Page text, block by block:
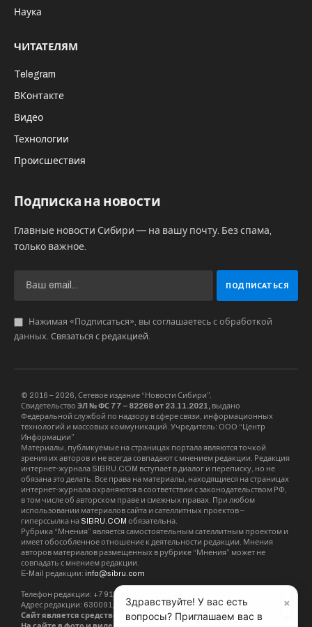
Наука
ЧИТАТЕЛЯМ
Telegram
ВКонтакте
Видео
Технологии
Происшествия
Подписка на новости
Главные новости Сибири — на вашу почту. Без спама,
только важное.
Нажимая «Подписаться», вы соглашаетесь с обработкой
данных. Связаться с редакцией
© 2016 – 2026, Сетевое издание “Новости Сибири”.
Свидетельство ЭЛ № ФС 77 – 82268 от 23.11.2021, выдано
Федеральной службой по надзору в сфере связи, информационных
технологий и массовых коммуникаций. Учредитель: ООО “Центр
Информации”
Материалы, публикуемые на страницах портала являются точкой
зрения их авторов и не всегда совпадают с мнением редакции. Редакция
интернет-журнала SIBRU.COM вступает в диалог и переписку, но не
обязана это делать. Все права на материалы, находящиеся на страницах
интернет-журнала охраняются в соответствии с законодательством РФ,
в том числе об авторском праве и смежных правах. При любом
использовании материалов сайта и сателлитных проектов –
гиперссылка на SIBRU.COM обязательна.
Рубрика “Мнения” является самостоятельным сателлитным проектом и
имеет обособленное отношение к деятельности редакции. Мнения
авторов материалов размещенных в рубрике “Мнения” может не
совпадать с мнением редакции.
E-Mail редакции: info@sibru.com
Телефон редакции: +7 913 002 24 80
Адрес редакции: 630091, Новосибирск, ул. Державина, дом 4, кв. 3
Сайт является средством массовой информации. 18+.
На сайте в фото и видео могут демонстрироваться табачные
×
Здравствуйте! У вас есть
вопросы? Приглашаем вас в